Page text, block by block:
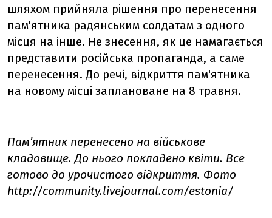
шляхом прийняла рішення про перенесення
пам'ятника радянським солдатам з одного
місця на інше. Не знесення, як це намагається
представити російська пропаганда, а саме
перенесення. До речі, відкриття пам'ятника
на новому місці заплановане на 8 травня.
Пам’ятник перенесено на військове
кладовище. До нього покладено квіти. Все
готово до урочистого відкриття. Фото
http://community.livejournal.com/estonia/